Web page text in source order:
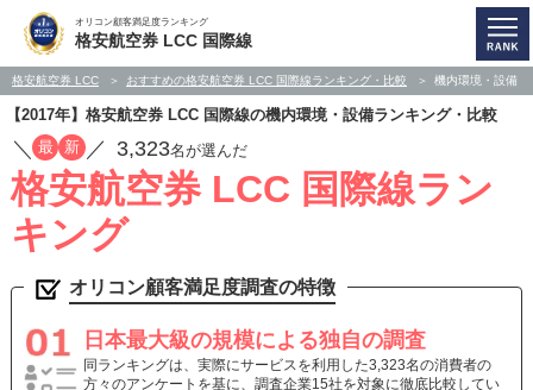
オリコン顧客満足度ランキング
格安航空券 LCC 国際線
格安航空券 LCC おすすめの格安航空券 LCC 国際線ランキング・比較 機内環境・設備
【2017年】格安航空券 LCC 国際線の機内環境・設備ランキング・比較
／ 最 新 ／ 3,323名が選んだ
格安航空券 LCC 国際線ラン
キング
オリコン顧客満足度調査の特徴
日本最大級の規模による独自の調査
同ランキングは、実際にサービスを利用した3,323名の消費者の
方々のアンケートを基に、調査企業15社を対象に徹底比較してい